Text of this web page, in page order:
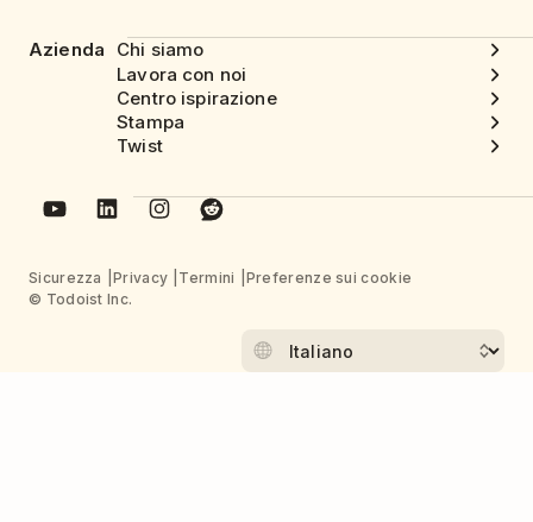
Azienda
Chi siamo
Lavora con noi
Centro ispirazione
Stampa
Twist
Sicurezza Privacy Termini
Preferenze sui cookie
© Todoist Inc.